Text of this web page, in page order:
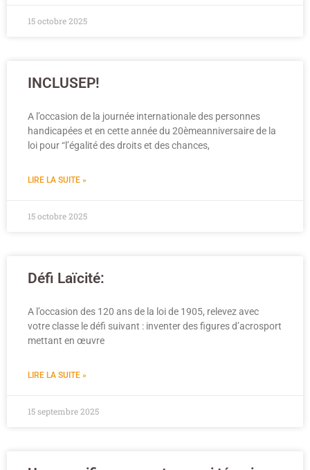
15 octobre 2025
INCLUSEP!
A l’occasion de la journée internationale des personnes
handicapées et en cette année du 20èmeanniversaire de la
loi pour “l’égalité des droits et des chances,
LIRE LA SUITE »
15 octobre 2025
Défi Laïcité:
A l’occasion des 120 ans de la loi de 1905, relevez avec
votre classe le défi suivant : inventer des figures d’acrosport
mettant en œuvre
LIRE LA SUITE »
15 septembre 2025